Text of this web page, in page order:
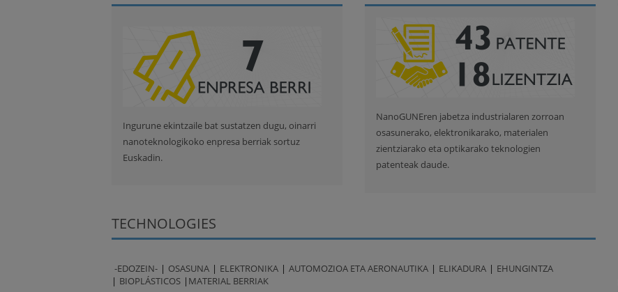
Ingurune ekintzaile bat sustatzen dugu, oinarri
nanoteknologikoko enpresa berriak sortuz
Euskadin.
NanoGUNEren jabetza industrialaren zorroan
osasunerako, elektronikarako, materialen
zientziarako eta optikarako teknologien
patenteak daude.
TECHNOLOGIES
-EDOZEIN- OSASUNA ELEKTRONIKA AUTOMOZIOA ETA AERONAUTIKA ELIKADURA
EHUNGINTZA
BIOPLÁSTICOS
MATERIAL BERRIAK